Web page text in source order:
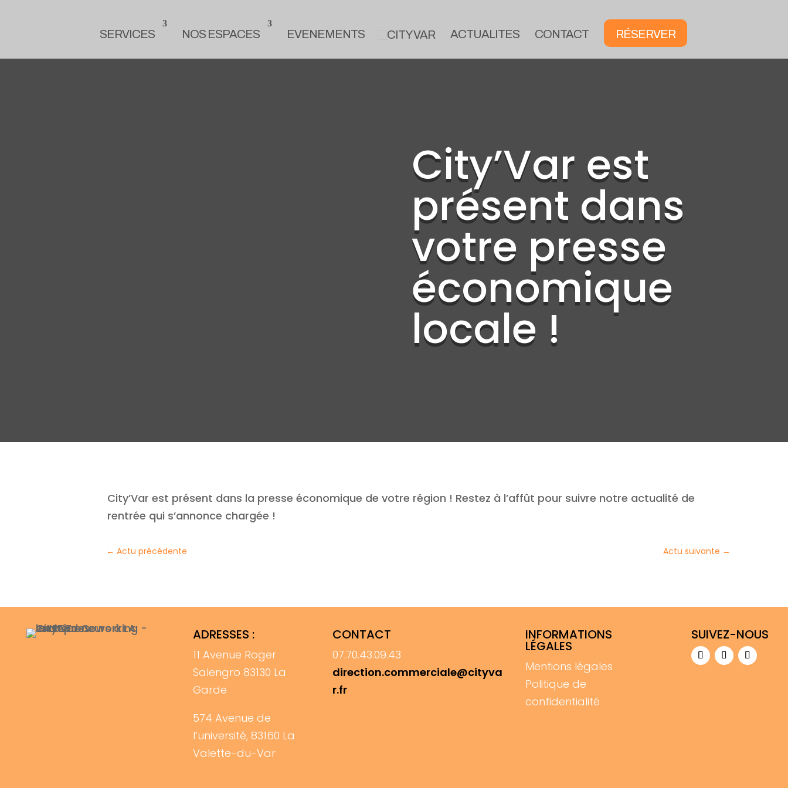
SERVICES NOS ESPACES EVENEMENTS ACTUALITES CONTACT RÉSERVER
City’Var est
présent dans
votre presse
économique
locale !
City’Var est présent dans la presse économique de votre région ! Restez à l’affût pour suivre notre actualité de
rentrée qui s’annonce chargée !
← Actu précédente Actu suivante →
ADRESSES :
11 Avenue Roger
Salengro 83130 La
Garde
574 Avenue de
l’université, 83160 La
Valette-du-Var
CONTACT
07.70.43.09.43
direction.commerciale@cityva
r.fr
INFORMATIONS
LÉGALES
Mentions légales
Politique de
confidentialité
SUIVEZ-NOUS